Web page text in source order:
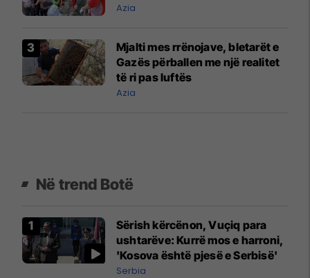
Azia
Mjalti mes rrënojave, bletarët e
Gazës përballen me një realitet
të ri pas luftës
Azia
Në trend Botë
Sërish kërcënon, Vuçiq para
ushtarëve: Kurrë mos e harroni,
'Kosova është pjesë e Serbisë'
Serbia